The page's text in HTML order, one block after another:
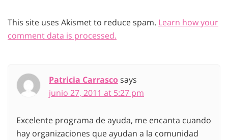
This site uses Akismet to reduce spam. Learn how your
comment data is processed.
Patricia Carrascosays
junio 27, 2011 at 5:27 pm
Excelente programa de ayuda, me encanta cuando
hay organizaciones que ayudan a la comunidad